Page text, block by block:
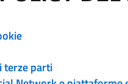
terze parti